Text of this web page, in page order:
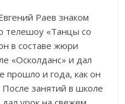
Раев знаком
телешоу «Танцы со
в составе жюри
«Осколданс» и дал
прошло и года, как он
занятий в школе